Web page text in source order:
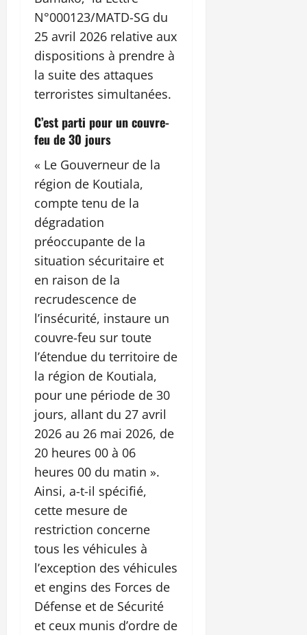
N°000123/MATD-SG du
25 avril 2026 relative aux
dispositions à prendre à
la suite des attaques
terroristes simultanées.
C’est parti pour un couvre-
feu de 30 jours
« Le Gouverneur de la
région de Koutiala,
compte tenu de la
dégradation
préoccupante de la
situation sécuritaire et
en raison de la
recrudescence de
l’insécurité, instaure un
couvre-feu sur toute
l’étendue du territoire de
la région de Koutiala,
pour une période de 30
jours, allant du 27 avril
2026 au 26 mai 2026, de
20 heures 00 à 06
heures 00 du matin ».
Ainsi, a-t-il spécifié,
cette mesure de
restriction concerne
tous les véhicules à
l’exception des véhicules
et engins des Forces de
Défense et de Sécurité
et ceux munis d’ordre de